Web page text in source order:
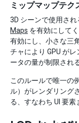
ミップマップテク
3D シーンで使用さ
Maps を有効にして
有効にし、小さな三
チャにより GPU が
ータの量が制限され
このルールで唯一の
ル）がレンダリング
る、すなわち UI 要素